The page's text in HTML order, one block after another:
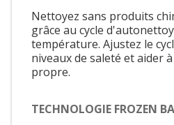
Nettoyez sans produits
grâce au cycle
température. Ajustez le
niveaux de saleté et aider
propre.
TECHNOLOGIE FROZEN